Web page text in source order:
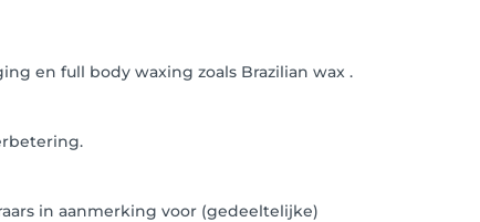
en full body waxing zoals Brazilian wax .
in aanmerking voor (gedeeltelijke)